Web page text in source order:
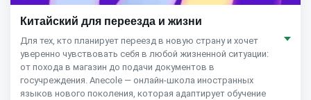
Китайский для переезда и жизни
Для тех, кто планирует переезд в новую страну и хочет
уверенно чувствовать себя в любой жизненной ситуации:
от похода в магазин до подачи документов в
госучреждения. Anecole — онлайн-школа иностранных
языков нового поколения, которая адаптирует обучение